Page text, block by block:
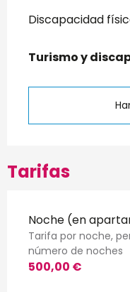
Discapacidad
Turismo y
Turismo y
Tarifas
Noche (en
Tarifa por noche,
número de noches
500,00 €